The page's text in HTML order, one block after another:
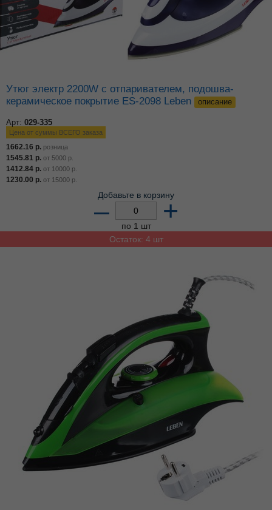
Утюг электр 2200W с отпаривателем, подошва-
керамическое покрытие ES-2098 Leben
описание
Арт: 029-335
Цена от суммы ВСЕГО заказа
1662.16 р. розница
1545.81 р. от 5000 р.
1412.84 р. от 10000 р.
1230.00 р. от 15000 р.
Добавьте в корзину
– +
по 1 шт
Остаток: 4 шт